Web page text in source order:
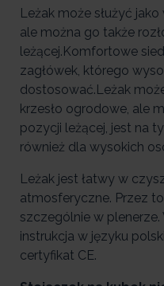
Leżak może służyć
ale można go także
leżącej.Komfortowe
zagłówek, którego
dostosować.Leżak
krzesło ogrodowe, ale
pozycji leżącej, jest na
również dla wysokich
Leżak jest łatwy w
atmosferyczne. Przez
szczególnie w
instrukcja w języku
certyfikat CE.